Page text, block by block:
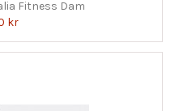
Fitness Dam
kr